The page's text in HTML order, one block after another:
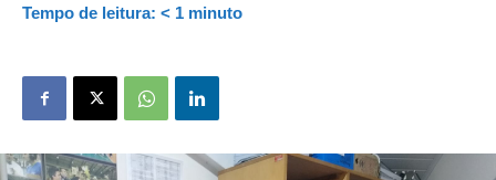
Tempo de leitura: < 1 minuto